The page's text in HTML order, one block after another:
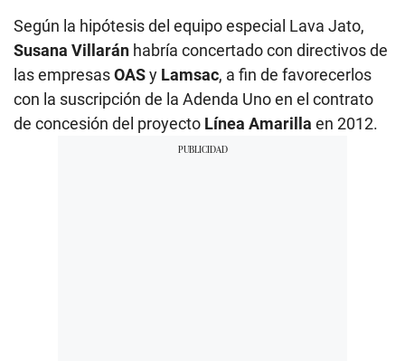
Según la hipótesis del equipo especial Lava Jato,
Susana Villarán habría concertado con directivos de
las empresasOASy Lamsac, a fin de favorecerlos
con la suscripción de la Adenda Uno en el contrato
de concesión del proyecto Línea Amarilla en 2012.